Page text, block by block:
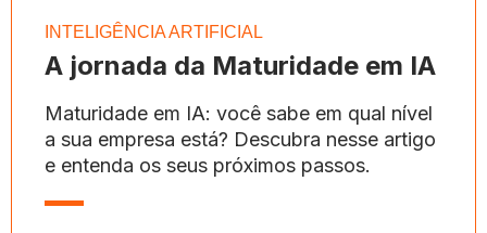
INTELIGÊNCIA ARTIFICIAL
A jornada da Maturidade em IA
Maturidade em IA: você sabe em qual nível
a sua empresa está? Descubra nesse artigo
e entenda os seus próximos passos.